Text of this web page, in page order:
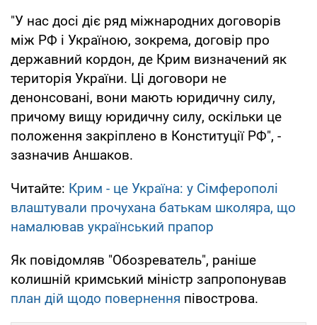
"У нас досі діє ряд міжнародних договорів
між РФ і Україною, зокрема, договір про
державний кордон, де Крим визначений як
територія України. Ці договори не
денонсовані, вони мають юридичну силу,
причому вищу юридичну силу, оскільки це
положення закріплено в Конституції РФ", -
зазначив Аншаков.
Читайте: Крим - це Україна: у Сімферополі
влаштували прочухана батькам школяра, що
намалював український прапор
Як повідомляв "Обозреватель", раніше
колишній кримський міністр запропонував
план дій щодо повернення півострова.